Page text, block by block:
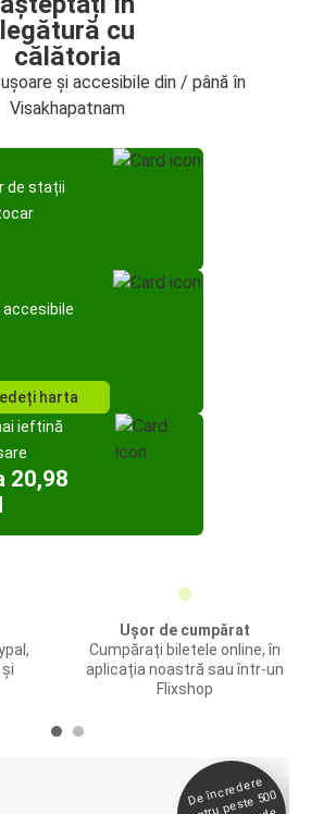
legătură cu
călătoria
și accesibile din / până în
Visakhapatnam
de stații
accesibile
harta
ieftină
20,98
Ușor de cumpărat
Cumpărați biletele online, în
aplicația noastră sau într-un
Flixshop
De încredere
de